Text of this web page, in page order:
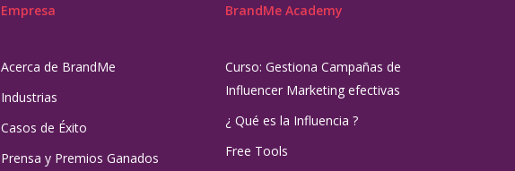
Empresa
Acerca de BrandMe
Industrias
Casos de Éxito
Prensa y Premios Ganados
BrandMe Academy
Curso: Gestiona Campañas de
Influencer Marketing efectivas
¿ Qué es la Influencia ?
Free Tools